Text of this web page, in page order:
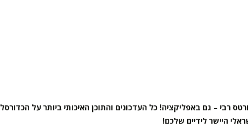
רבי – גם באפליקציה! כל העדכונים והתוכן האיכותי ביותר על הכדורסל
היישר לידיים שלכם!